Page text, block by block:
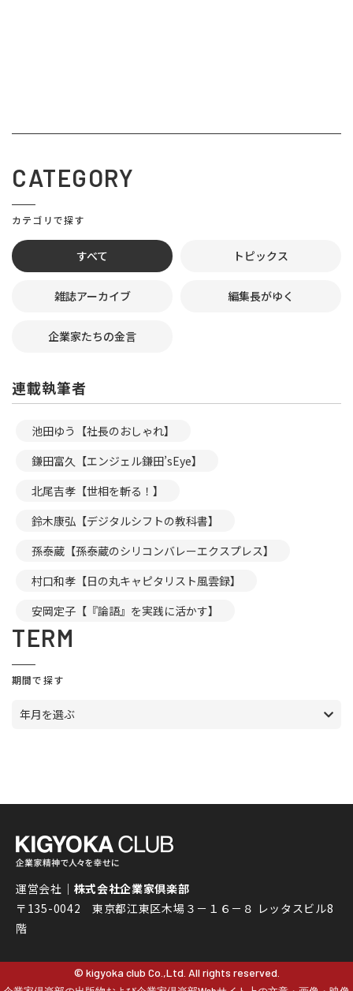
CATEGORY
カテゴリで探す
すべて トピックス
雑誌アーカイブ 編集長がゆく
企業家たちの金言
連載執筆者
池田ゆう【社長のおしゃれ】
鎌田富久【エンジェル鎌田’sEye】
北尾吉孝【世相を斬る！】
鈴木康弘【デジタルシフトの教科書】
孫泰蔵【孫泰蔵のシリコンバレーエクスプレス】
村口和孝【日の丸キャピタリスト風雲録】
安岡定子【『論語』を実践に活かす】
TERM
期間で探す
年月を選ぶ
運営会社｜ 株式会社企業家倶楽部
〒135-0042 東京都江東区木場３－１６－８ レッタスビル8
階
© kigyoka club Co.,Ltd. All rights reserved.